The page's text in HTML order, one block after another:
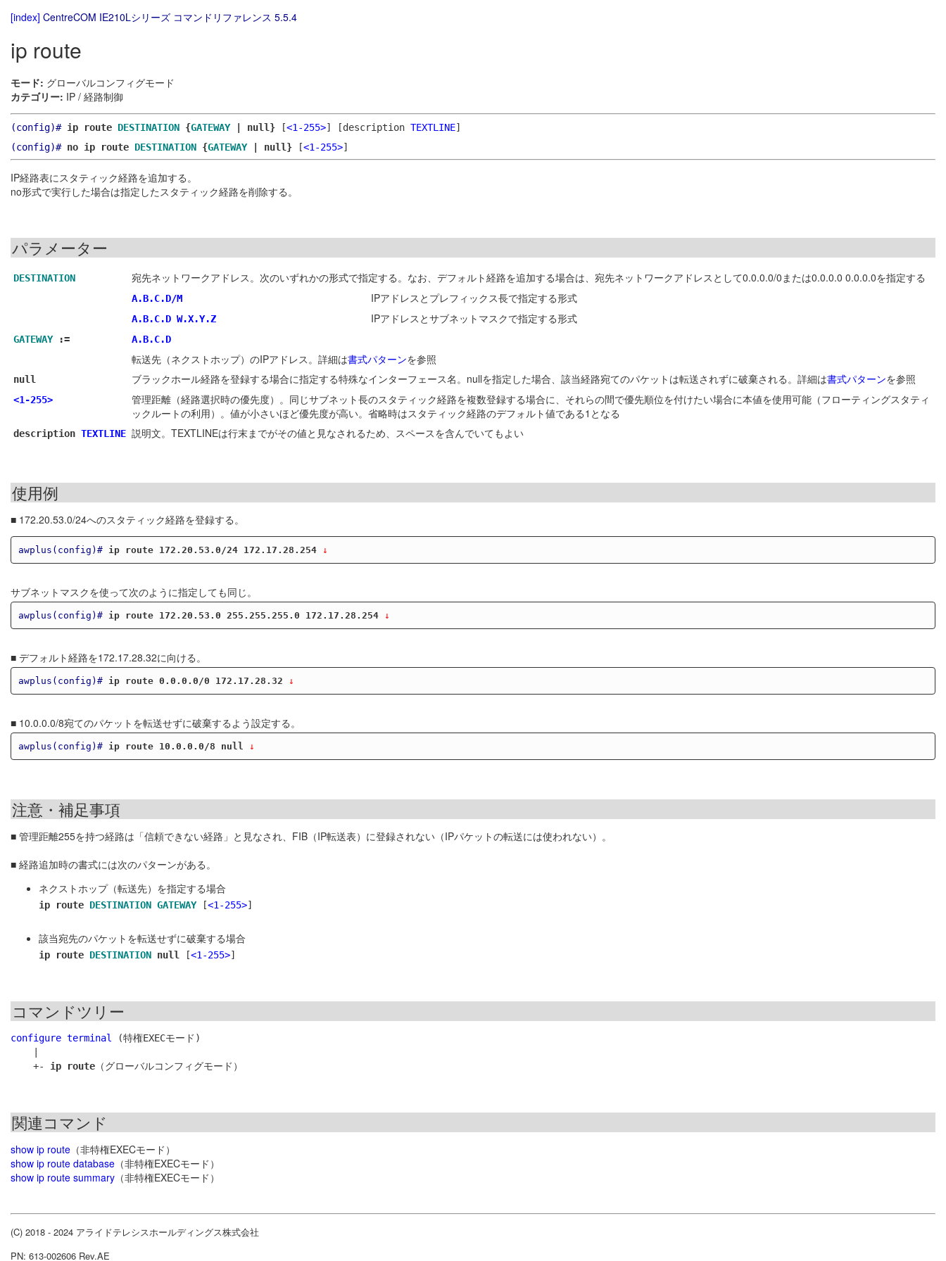
[index] CentreCOM IE210Lシリーズ コマンドリファレンス 5.5.4
ip route
モード: グローバルコンフィグモード
カテゴリー: IP / 経路制御
(config)# ip route DESTINATION {GATEWAY| null} [<1-255>] [description TEXTLINE]
(config)# no ip route DESTINATION {GATEWAY| null} [<1-255>]
IP経路表にスタティック経路を追加する。
no形式で実行した場合は指定したスタティック経路を削除する。
パラメーター
DESTINATION 宛先ネットワークアドレス。次のいずれかの形式で指定する。なお、デフォルト経路を追加する場合は、宛先ネットワークアドレスとして0.0.0.0/0または0.0.0.0 0.0.0.0を指定する
A.B.C.D/M IPアドレスとプレフィックス長で指定する形式
A.B.C.D W.X.Y.Z IPアドレスとサブネットマスクで指定する形式
GATEWAY:= A.B.C.D
転送先（ネクストホップ）のIPアドレス。詳細は書式パターンを参照
null ブラックホール経路を登録する場合に指定する特殊なインターフェース名。nullを指定した場合、該当経路宛てのパケットは転送されずに破棄される。詳細は書式パターンを参照
<1-255>
管理距離（経路選択時の優先度）。同じサブネット長のスタティック経路を複数登録する場合に、それらの間で優先順位を付けたい場合に本値を使用可能（フローティングスタティ
ックルートの利用）。値が小さいほど優先度が高い。省略時はスタティック経路のデフォルト値である1となる
description TEXTLINE 説明文。TEXTLINEは行末までがその値と見なされるため、スペースを含んでいてもよい
使用例
■ 172.20.53.0/24へのスタティック経路を登録する。
awplus(config)# ip route 172.20.53.0/24 172.17.28.254 ↓
サブネットマスクを使って次のように指定しても同じ。
awplus(config)# ip route 172.20.53.0 255.255.255.0 172.17.28.254 ↓
■ デフォルト経路を172.17.28.32に向ける。
awplus(config)# ip route 0.0.0.0/0 172.17.28.32 ↓
■ 10.0.0.0/8宛てのパケットを転送せずに破棄するよう設定する。
awplus(config)# ip route 10.0.0.0/8 null ↓
注意・補足事項
■ 管理距離255を持つ経路は「信頼できない経路」と見なされ、FIB（IP転送表）に登録されない（IPパケットの転送には使われない）。
■ 経路追加時の書式には次のパターンがある。
ネクストホップ（転送先）を指定する場合
ip route DESTINATION GATEWAY [<1-255>]
該当宛先のパケットを転送せずに破棄する場合
ip route DESTINATION null [<1-255>]
コマンドツリー
configure terminal
(特権EXECモード)
    +-
ip route
関連コマンド
show ip route （非特権EXECモード）
show ip route database （非特権EXECモード）
show ip route summary （非特権EXECモード）
(C) 2018 - 2024 アライドテレシスホールディングス株式会社
PN: 613-002606 Rev.AE